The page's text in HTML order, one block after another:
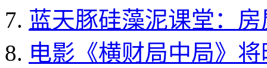
蓝天豚硅藻泥课堂：
电影《横财局中局》